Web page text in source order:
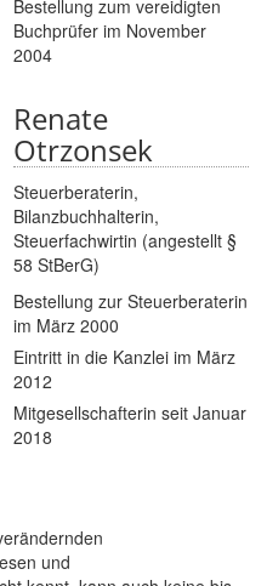
Bestellung zum vereidigten
Buchprüfer im November
2004
Renate
Otrzonsek
Steuerberaterin,
Bilanzbuchhalterin,
Steuerfachwirtin (angestellt §
58 StBerG)
Bestellung zur Steuerberaterin
im März 2000
Eintritt in die Kanzlei im März
2012
Mitgesellschafterin seit Januar
2018
und